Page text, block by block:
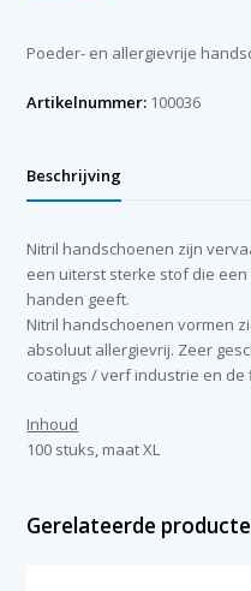
Poeder- en allergievrije
Artikelnummer: 100036
Beschrijving
Nitril handschoenen zijn
een uiterst sterke stof die
handen geeft.
Nitril handschoenen vormen
absoluut allergievrij. Zeer
coatings / verf industrie en de
Inhoud
100 stuks, maat XL
Gerelateerde